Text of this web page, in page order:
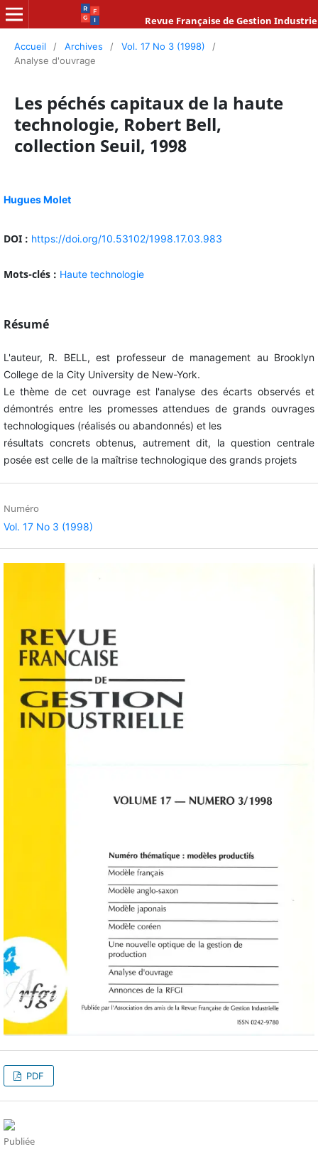
Revue Française de Gestion
Accueil / Archives / Vol. 17 No 3 (1998)
/
Analyse d'ouvrage
Les péchés capitaux de la haute
technologie, Robert Bell,
collection Seuil, 1998
Hugues Molet
DOI : https://doi.org/10.53102/1998.17.03.983
Mots-clés : Haute technologie
Résumé
L'auteur, R. BELL, est professeur de management au Brooklyn
College de la City University de New-York.
Le thème de cet ouvrage est l'analyse des écarts observés et
démontrés entre les promesses attendues de grands ouvrages
technologiques (réalisés ou abandonnés) et les
résultats concrets obtenus, autrement dit, la question centrale
posée est celle de la maîtrise technologique des grands projets
Numéro
Vol. 17 No 3 (1998)
PDF
Publiée